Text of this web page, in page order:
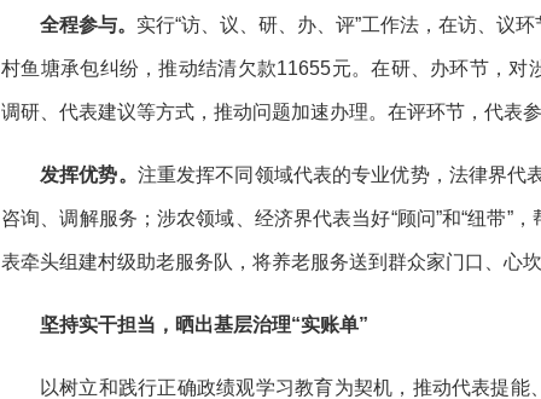
全程参与。 实行“访、议、研、办、评”工作法，在访、议
村鱼塘承包纠纷，推动结清欠款11655元。在研、办环节，对
调研、代表建议等方式，推动问题加速办理。在评环节，代表
发挥优势。 注重发挥不同领域代表的专业优势，法律界代
咨询、调解服务；涉农领域、经济界代表当好“顾问”和“纽带”
表牵头组建村级助老服务队，将养老服务送到群众家门口、心
坚持实干担当，晒出基层治理“实账单”
以树立和践行正确政绩观学习教育为契机，推动代表提